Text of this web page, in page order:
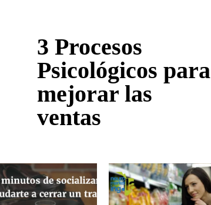
3 Procesos
Psicológicos para
mejorar las
ventas